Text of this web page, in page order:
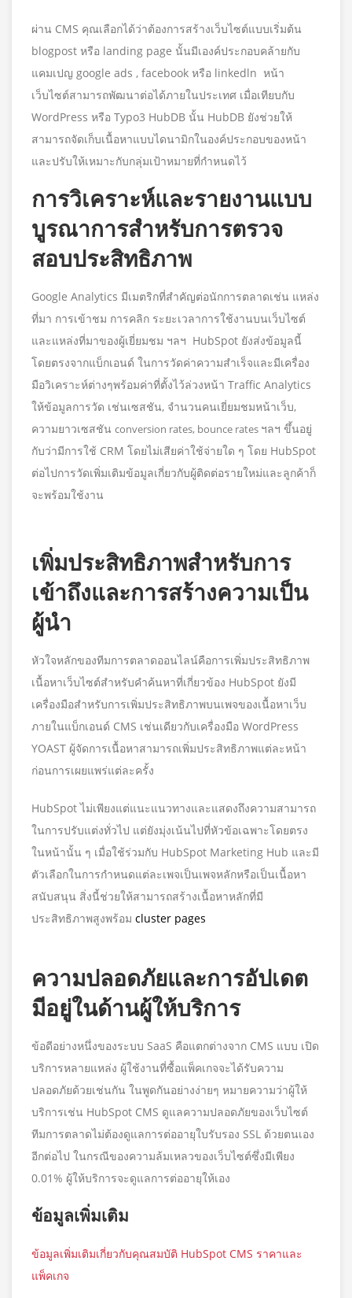
ผ่าน CMS คุณเลือกได้ว่าต้องการสร้างเว็บไซต์แบบเริ่มต้น
blogpost หรือ landing page นั้นมีเองค์ประกอบคล้ายกับ
แคมเปญ google ads , facebook หรือ linkedln หน้า
เว็บไซต์สามารถพัฒนาต่อได้ภายในประเทศ เมื่อเทียบกับ
WordPress หรือ Typo3 HubDB นั้น HubDB ยังช่วยให้
สามารถจัดเก็บเนื้อหาแบบไดนามิกในองค์ประกอบของหน้า
และปรับให้เหมาะกับกลุ่มเป้าหมายที่กำหนดไว้
การวิเคราะห์และรายงานแบบ
บูรณาการสำหรับการตรวจ
สอบประสิทธิภาพ
Google Analytics มีเมตริกที่สำคัญต่อนักการตลาดเช่น แหล่ง
ที่มา การเข้าชม การคลิก ระยะเวลาการใช้งานบนเว็บไซต์
และแหล่งที่มาของผู้เยี่ยมชม ฯลฯ HubSpot ยังส่งข้อมูลนี้
โดยตรงจากแบ็กเอนด์ ในการวัดค่าความสำเร็จและมีเครื่อง
มือวิเคราะห์ต่างๆพร้อมค่าที่ตั้งไว้ล่วงหน้า Traffic Analytics
ให้ข้อมูลการวัด เช่นเซสชัน, จำนวนคนเยี่ยมชมหน้าเว็บ,
ความยาวเซสชัน conversion rates, bounce rates ฯลฯ ขึ้นอยู่
กับว่ามีการใช้ CRM โดยไม่เสียค่าใช้จ่ายใด ๆ โดย HubSpot
ต่อไปการวัดเพิ่มเติมข้อมูลเกี่ยวกับผู้ติดต่อรายใหม่และลูกค้าก็
จะพร้อมใช้งาน
เพิ่มประสิทธิภาพสำหรับการ
เข้าถึงและการสร้างความเป็น
ผู้นำ
หัวใจหลักของทีมการตลาดออนไลน์คือการเพิ่มประสิทธิภาพ
เนื้อหาเว็บไซต์สำหรับคำค้นหาที่เกี่ยวข้อง HubSpot ยังมี
เครื่องมือสำหรับการเพิ่มประสิทธิภาพบนเพจของเนื้อหาเว็บ
ภายในแบ็กเอนด์ CMS เช่นเดียวกับเครื่องมือ WordPress
YOAST ผู้จัดการเนื้อหาสามารถเพิ่มประสิทธิภาพแต่ละหน้า
ก่อนการเผยแพร่แต่ละครั้ง
HubSpot ไม่เพียงแต่แนะแนวทางและแสดงถึงความสามารถ
ในการปรับแต่งทั่วไป แต่ยังมุ่งเน้นไปที่หัวข้อเฉพาะโดยตรง
ในหน้านั้น ๆ เมื่อใช้ร่วมกับ HubSpot Marketing Hub และมี
ตัวเลือกในการกำหนดแต่ละเพจเป็นเพจหลักหรือเป็นเนื้อหา
สนับสนุน สิ่งนี้ช่วยให้สามารถสร้างเนื้อหาหลักที่มี
ประสิทธิภาพสูงพร้อม cluster pages
ความปลอดภัยและการอัปเดต
มีอยู่ในด้านผู้ให้บริการ
ข้อดีอย่างหนึ่งของระบบ SaaS คือแตกต่างจาก CMS แบบ เปิด
บริการหลายแหล่ง ผู้ใช้งานที่ซื้อแพ็คเกจจะได้รับความ
ปลอดภัยด้วยเช่นกัน ในพูดกันอย่างง่ายๆ หมายความว่าผู้ให้
บริการเช่น HubSpot CMS ดูแลความปลอดภัยของเว็บไซต์
ทีมการตลาดไม่ต้องดูแลการต่ออายุใบรับรอง SSL ด้วยตนเอง
อีกต่อไป ในกรณีของความล้มเหลวของเว็บไซต์ซึ่งมีเพียง
0.01% ผู้ให้บริการจะดูแลการต่ออายุให้เอง
ข้อมูลเพิ่มเติม
ข้อมูลเพิ่มเติมเกี่ยวกับคุณสมบัติ HubSpot CMS ราคาและ
แพ็คเกจ